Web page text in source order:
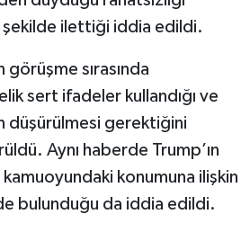
şekilde ilettiği iddia edildi.
görüşme sırasında
sert ifadeler kullandığı ve
düşürülmesi gerektiğini
Aynı haberde Trump’ın
kamuoyundaki konumuna ilişkin
bulunduğu da iddia edildi.